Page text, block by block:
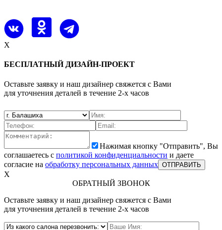
X
БЕСПЛАТНЫЙ ДИЗАЙН-ПРОЕКТ
Оставьте заявку и наш дизайнер свяжется с Вами
для уточнения деталей в течение 2-х часов
Нажимая кнопку "Отправить", Вы
соглашаетесь с политикой конфиденциальности и даете
согласие на обработку персональных данных
X
ОБРАТНЫЙ ЗВОНОК
Оставьте заявку и наш дизайнер свяжется с Вами
для уточнения деталей в течение 2-х часов